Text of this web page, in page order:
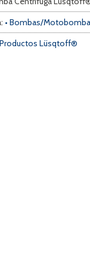
• Bombas/
Productos Lüsqtoff®